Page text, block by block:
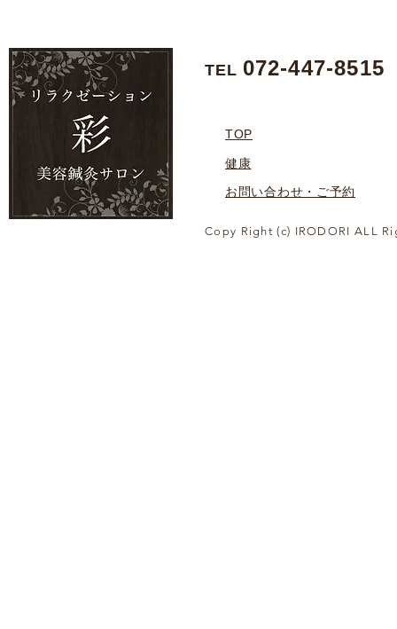
TEL 072-447-8515
TOP
健康
お問い合わせ・ご予約
Copy Right (c) IRODORI ALL